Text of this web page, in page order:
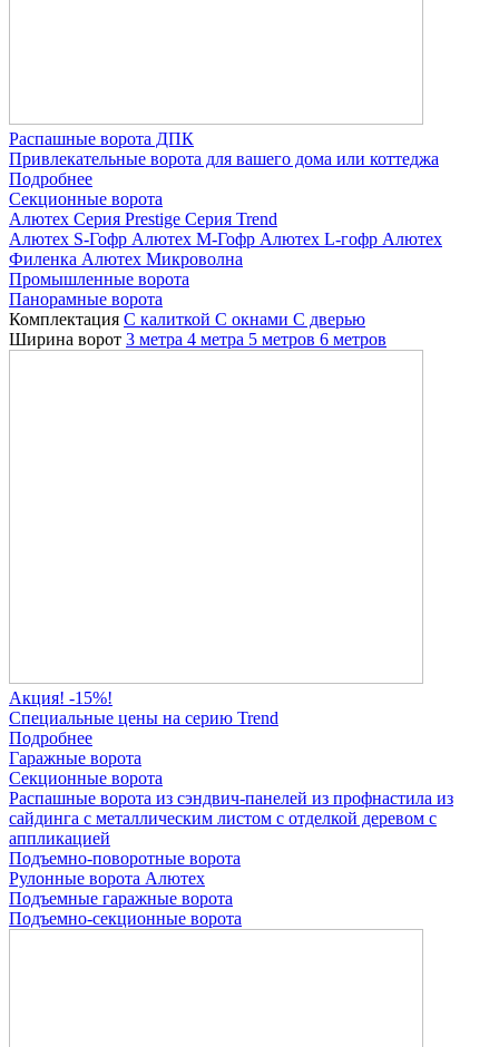
Распашные ворота ДПК
Привлекательные ворота для вашего дома или коттеджа
Подробнее
Секционные ворота
Алютех Серия Prestige Серия Trend
Алютех S-Гофр Алютех M-Гофр Алютех L-гофр Алютех
Филенка Алютех Микроволна
Промышленные ворота
Панорамные ворота
Комплектация С калиткой С окнами C дверью
Ширина ворот 3 метра 4 метра 5 метров 6 метров
Акция! -15%!
Специальные цены на серию Trend
Подробнее
Гаражные ворота
Секционные ворота
Распашные ворота из сэндвич-панелей из профнастила из
сайдинга с металлическим листом с отделкой деревом с
аппликацией
Подъемно-поворотные ворота
Рулонные ворота Алютех
Подъемные гаражные ворота
Подъемно-секционные ворота